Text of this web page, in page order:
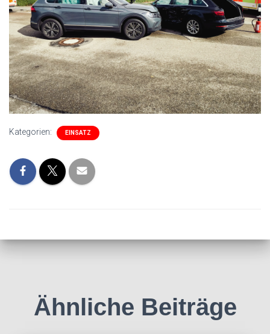
Kategorien: EINSATZ
Ähnliche Beiträge